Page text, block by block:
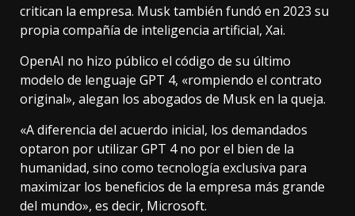
critican la empresa. Musk también fundó en 2023 su
propia compañía de inteligencia artificial, Xai.
OpenAI no hizo público el código de su último
modelo de lenguaje GPT 4, «rompiendo el contrato
original», alegan los abogados de Musk en la queja.
«A diferencia del acuerdo inicial, los demandados
optaron por utilizar GPT 4 no por el bien de la
humanidad, sino como tecnología exclusiva para
maximizar los beneficios de la empresa más grande
del mundo», es decir, Microsoft.